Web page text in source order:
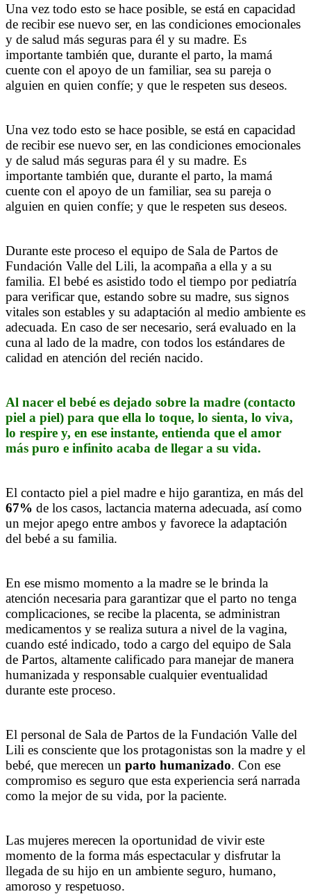
Una vez todo esto se hace posible, se está en capacidad
de recibir ese nuevo ser, en las condiciones emocionales
y de salud más seguras para él y su madre. Es
importante también que, durante el parto, la mamá
cuente con el apoyo de un familiar, sea su pareja o
alguien en quien confíe; y que le respeten sus deseos.
Una vez todo esto se hace posible, se está en capacidad
de recibir ese nuevo ser, en las condiciones emocionales
y de salud más seguras para él y su madre. Es
importante también que, durante el parto, la mamá
cuente con el apoyo de un familiar, sea su pareja o
alguien en quien confíe; y que le respeten sus deseos.
Durante este proceso el equipo de Sala de Partos de
Fundación Valle del Lili, la acompaña a ella y a su
familia. El bebé es asistido todo el tiempo por pediatría
para verificar que, estando sobre su madre, sus signos
vitales son estables y su adaptación al medio ambiente es
adecuada. En caso de ser necesario, será evaluado en la
cuna al lado de la madre, con todos los estándares de
calidad en atención del recién nacido.
Al nacer el bebé es dejado sobre la madre (contacto
piel a piel) para que ella lo toque, lo sienta, lo viva,
lo respire y, en ese instante, entienda que el amor
más puro e infinito acaba de llegar a su vida.
El contacto piel a piel madre e hijo garantiza, en más del
67% de los casos, lactancia materna adecuada, así como
un mejor apego entre ambos y favorece la adaptación
del bebé a su familia.
En ese mismo momento a la madre se le brinda la
atención necesaria para garantizar que el parto no tenga
complicaciones, se recibe la placenta, se administran
medicamentos y se realiza sutura a nivel de la vagina,
cuando esté indicado, todo a cargo del equipo de Sala
de Partos, altamente calificado para manejar de manera
humanizada y responsable cualquier eventualidad
durante este proceso.
El personal de Sala de Partos de la Fundación Valle del
Lili es consciente que los protagonistas son la madre y el
bebé, que merecen un parto humanizado. Con ese
compromiso es seguro que esta experiencia será narrada
como la mejor de su vida, por la paciente.
Las mujeres merecen la oportunidad de vivir este
momento de la forma más espectacular y disfrutar la
llegada de su hijo en un ambiente seguro, humano,
amoroso y respetuoso.